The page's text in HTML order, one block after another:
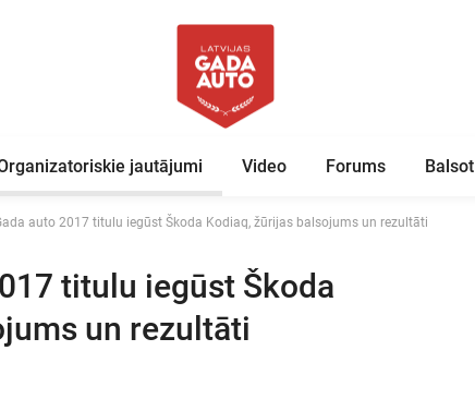
jautājumi Video Forums Balsot
auto 2017 titulu iegūst Škoda Kodiaq, žūrijas balsojums un rezultāti
titulu iegūst Škoda
un rezultāti